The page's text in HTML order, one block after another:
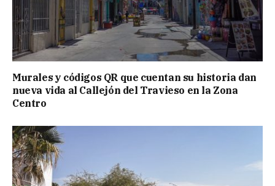
Murales y códigos QR que cuentan su historia dan
nueva vida al Callejón del Travieso en la Zona
Centro